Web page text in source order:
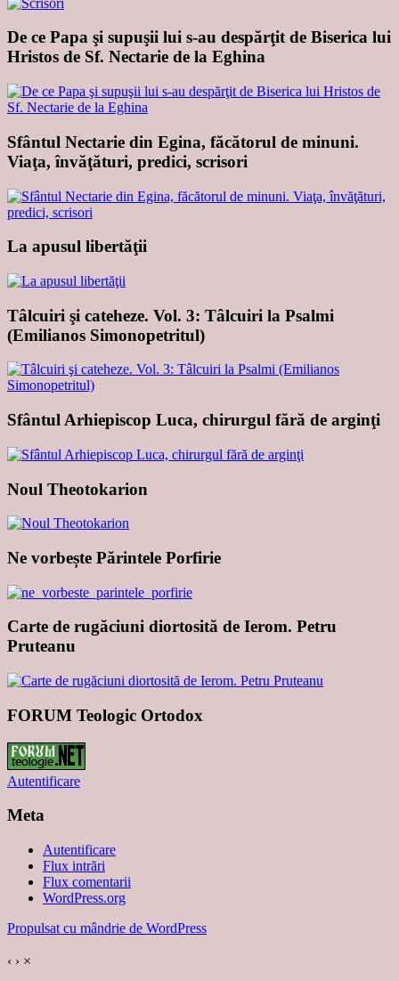
De ce Papa şi supuşii lui s-au despărţit de Biserica lui
Hristos de Sf. Nectarie de la Eghina
Sfântul Nectarie din Egina, făcătorul de minuni.
Viaţa, învăţături, predici, scrisori
La apusul libertăţii
Tâlcuiri şi cateheze. Vol. 3: Tâlcuiri la Psalmi
(Emilianos Simonopetritul)
Sfântul Arhiepiscop Luca, chirurgul fără de arginţi
Noul Theotokarion
Ne vorbește Părintele Porfirie
Carte de rugăciuni diortosită de Ierom. Petru
Pruteanu
FORUM Teologic Ortodox
Autentificare
Meta
Autentificare
Flux intrări
Flux comentarii
WordPress.org
Propulsat cu mândrie de WordPress
‹ › ×